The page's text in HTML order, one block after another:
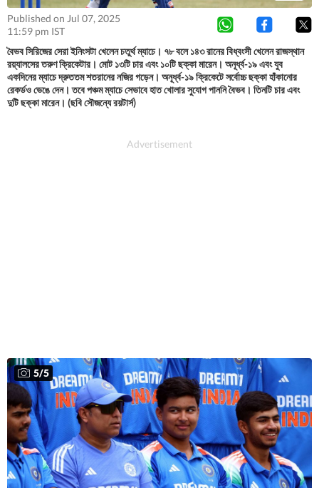
Published on Jul 07, 2025
11:59 pm IST
বৈভব সিরিজের সেরা ইনিংসটা খেলেন চতুর্থ ম্যাচে। ৭৮ বলে ১৪৩ রানের বিধ্বংসী খেলেন রাজস্থান
রয়্যালসের তরুণ ক্রিকেটার। মোট ১৩টি চার এবং ১০টি ছক্কা মারেন। অনূর্ধ্ব-১৯ এবং যুব
একদিনের ম্যাচে দ্রুততম শতরানের নজির গড়েন। অনূর্ধ্ব-১৯ ক্রিকেটে সর্বোচ্চ ছক্কা হাঁকানোর
রেকর্ডও ভেঙে দেন। তবে পঞ্চম ম্যাচে সেভাবে হাত খোলার সুযোগ পাননি বৈভব। তিনটি চার এবং
দুটি ছক্কা মারেন। (ছবি সৌজন্যে রয়টার্স)
5/5